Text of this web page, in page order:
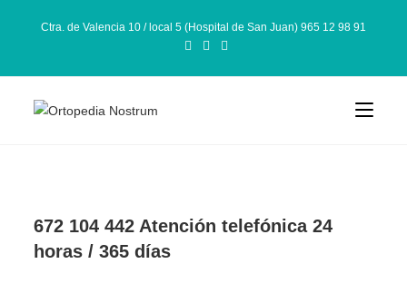
Ctra. de Valencia 10 / local 5 (Hospital de San Juan) 965 12 98 91
672 104 442 Atención telefónica 24
horas / 365 días